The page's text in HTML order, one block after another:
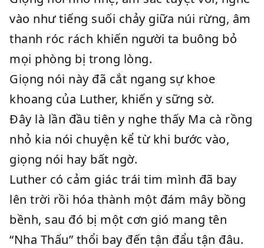
vào như tiếng suối chảy giữa núi rừng, âm
thanh róc rách khiến người ta buông bỏ
mọi phòng bị trong lòng.
Giọng nói này đã cắt ngang sự khoe
khoang của Luther, khiến y sững sờ.
Đây là lần đầu tiên y nghe thấy Ma cà rồng
nhỏ kia nói chuyện kể từ khi bước vào,
giọng nói hay bất ngờ.
Luther có cảm giác trái tim mình đã bay
lên trời rồi hóa thành một đám mây bồng
bềnh, sau đó bị một cơn gió mang tên
“Nha Thấu” thổi bay đến tận đẩu tận đâu.